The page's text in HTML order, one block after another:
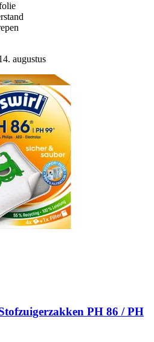
augustus
PH 86 / PH